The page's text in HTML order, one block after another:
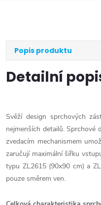
Popis produktu
Detailní
Svěží design sprchových
nejmenších detailů.
zvedacím mechanismem
zaručují maximální šířku
typu ZL2615 (90x90 cm) a
pouze směrem ven.